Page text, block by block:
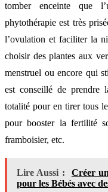
tomber enceinte que
phytothérapie est très
l’ovulation et faciliter la
choisir des plantes aux
menstruel ou encore qui
est conseillé de prendre
totalité pour en tirer tous
pour booster la fertilité
framboisier, etc.
Lire Aussi :
Créer
pour les Bébés avec